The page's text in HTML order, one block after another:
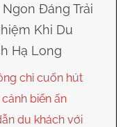
Ngon Đáng Trải
Khi Du
Hạ Long
chỉ cuốn hút
biển ấn
du khách với